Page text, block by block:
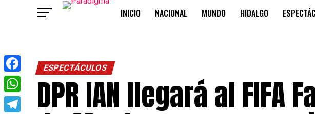
INICIO NACIONAL MUNDO HIDALGO
ESPECTÁCULOS
DPR IAN llegará al FIFA
Facebook
WhatsApp